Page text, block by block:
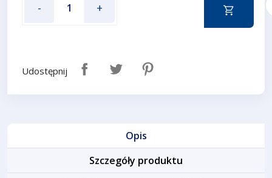
- +
Udostępnij
Opis
Szczegóły produktu